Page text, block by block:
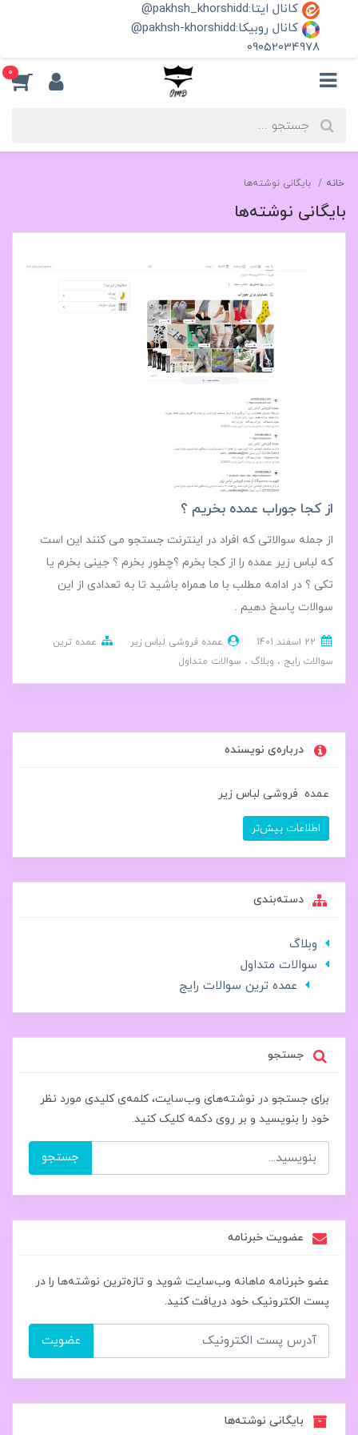
کانال ایتا:pakhsh_khorshidd@
کانال روبیکا:pakhsh-khorshidd@
09052034978
0
خانه بایگانی نوشته‌ها
بایگانی نوشته‌ها
از کجا جوراب عمده بخریم ؟
از جمله سوالاتی که افراد در اینترنت جستجو می کنند این است
که لباس زیر عمده را از کجا بخرم ؟چطور بخرم ؟ جینی بخرم یا
تکی ؟ در ادامه مطلب با ما همراه باشید تا به تعدادی از این
سوالات پاسخ دهیم .
عمده فروشی لباس زیر
عمده ترین
سوالات رایج
وبلاگ سوالات متداول
درباره‌ی نویسنده
عمده فروشی لباس زیر
اطلاعات بیش‌تر
دسته‌بندی
وبلاگ
سوالات متداول
عمده ترین سوالات رایج
جستجو
برای جستجو در نوشته‌های وب‌سایت، کلمه‌ی کلیدی مورد نظر
خود را بنویسید و بر روی دکمه کلیک کنید.
جستجو
عضویت خبرنامه
عضو خبرنامه ماهانه وب‌سایت شوید و تازه‌ترین نوشته‌ها را در
پست الکترونیک خود دریافت کنید.
عضویت
بایگانی نوشته‌ها